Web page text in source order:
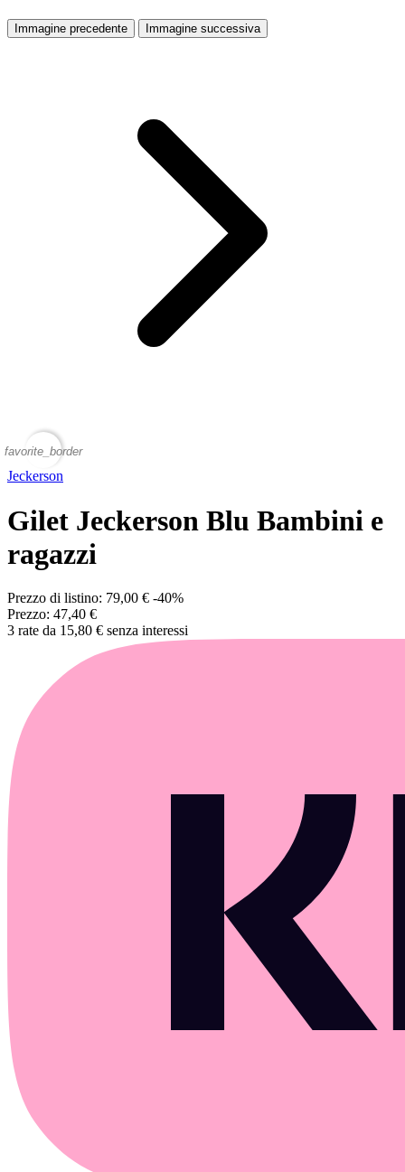
Immagine precedente Immagine successiva
favorite_border
Jeckerson
Gilet Jeckerson Blu Bambini e
ragazzi
Prezzo di listino: 79,00 € -40%
Prezzo: 47,40 €
3 rate da 15,80 € senza interessi